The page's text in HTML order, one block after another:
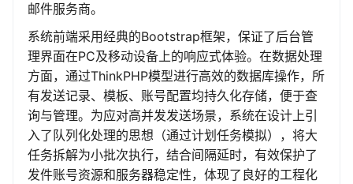
邮件服务商。
系统前端采用经典的Bootstrap框架，保证了后台管
理界面在PC及移动设备上的响应式体验。在数据处理
方面，通过ThinkPHP模型进行高效的数据库操作，所
有发送记录、模板、账号配置均持久化存储，便于查
询与管理。为应对高并发发送场景，系统在设计上引
入了队列化处理的思想（通过计划任务模拟），将大
任务拆解为小批次执行，结合间隔延时，有效保护了
发件账号资源和服务器稳定性，体现了良好的工程化